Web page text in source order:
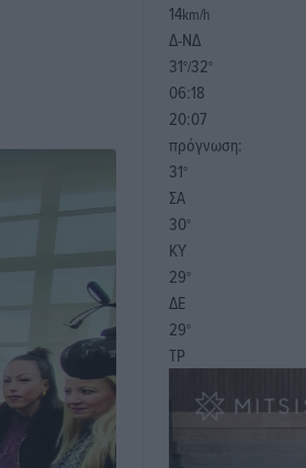
14km/h
Δ-ΝΔ
31°/32°
06:18
20:07
πρόγνωση:
31°
ΣΑ
30°
ΚΥ
29°
ΔΕ
29°
ΤΡ